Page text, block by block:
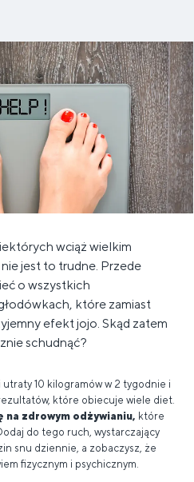
wciąż wielkim
jest to trudne. Przede
o wszystkich
które zamiast
efekt jojo. Skąd zatem
schudnąć?
utraty 10 kilogramów w 2 tygodnie i
które obiecuje wiele diet.
na zdrowym odżywianiu, które
do tego ruch, wystarczający
snu dziennie, a zobaczysz, że
fizycznym i psychicznym.